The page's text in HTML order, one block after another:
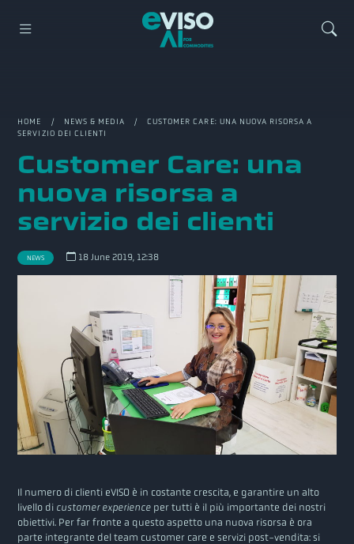
HOME / NEWS & MEDIA / CUSTOMER CARE: UNA NUOVA RISORSA A
SERVIZIO DEI CLIENTI
Customer Care: una
nuova risorsa a
servizio dei clienti
NEWS 18 June 2019, 12:38
Il numero di clienti eVISO è in costante crescita, e garantire un alto
livello di customer experience per tutti è il più importante dei nostri
obiettivi. Per far fronte a questo aspetto una nuova risorsa è ora
parte integrante del team customer care e servizi post-vendita: si